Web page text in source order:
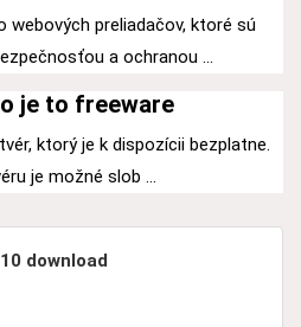
webových preliadačov, ktoré sú
a ochranou ...
je to freeware
ktorý je k dispozícii bezplatne.
je možné slob ...
download